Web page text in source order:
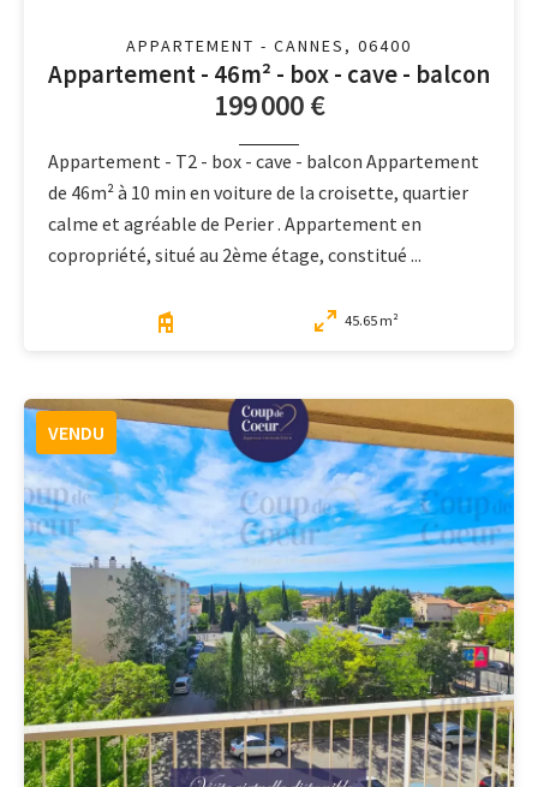
APPARTEMENT - CANNES, 06400
Appartement - 46m² - box - cave - balcon
199 000 €
Appartement - T2 - box - cave - balcon Appartement
de 46m² à 10 min en voiture de la croisette, quartier
calme et agréable de Perier . Appartement en
copropriété, situé au 2ème étage, constitué ...
45.65 m²
VENDU